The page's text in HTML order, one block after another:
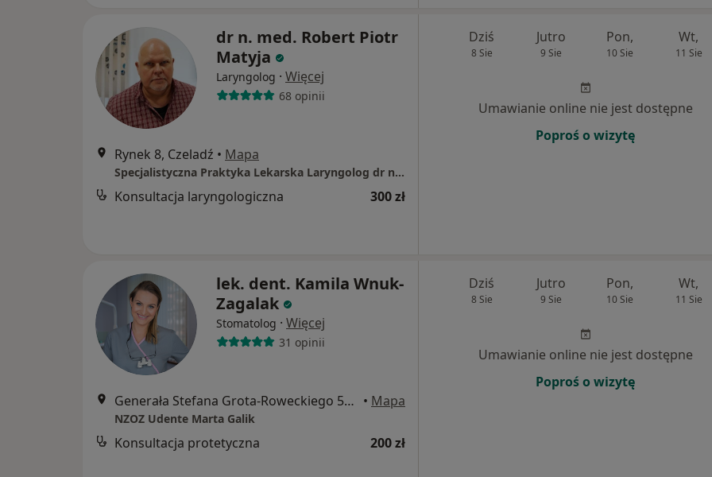
dr n. med. Robert Piotr
Matyja
Laryngolog · Więcej
68 opinii
Rynek 8, Czeladź • Mapa
Specjalistyczna Praktyka Lekarska Laryngolog dr n. med. Robert Matyja
Konsultacja laryngologiczna 300 zł
Dziś
8 Sie
Jutro
9 Sie
Pon,
10 Sie
Wt,
11 Sie
Umawianie online nie jest dostępne
Poproś o wizytę
lek. dent. Kamila Wnuk-
Zagalak
Stomatolog · Więcej
31 opinii
Generała Stefana Grota-Roweckiego 52, Sosnowiec • Mapa
NZOZ Udente Marta Galik
Konsultacja protetyczna 200 zł
Dziś
8 Sie
Jutro
9 Sie
Pon,
10 Sie
Wt,
11 Sie
Umawianie online nie jest dostępne
Poproś o wizytę